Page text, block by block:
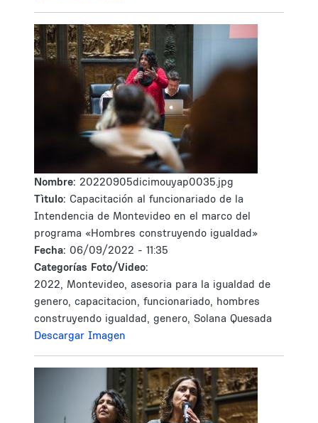
Nombre: 20220905dicimouyap0035.jpg
Tìtulo: Capacitación al funcionariado de la
Intendencia de Montevideo en el marco del
programa «Hombres construyendo igualdad»
Fecha: 06/09/2022 - 11:35
Categorías Foto/Video:
2022, Montevideo, asesoria para la igualdad de
genero, capacitacion, funcionariado, hombres
construyendo igualdad, genero, Solana Quesada
Descargar Imagen